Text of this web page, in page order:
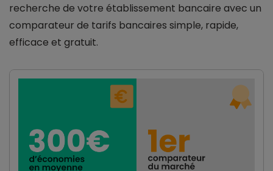
recherche de votre établissement bancaire avec un
comparateur de tarifs bancaires simple, rapide,
efficace et gratuit.